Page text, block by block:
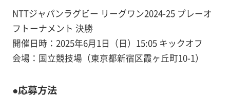
NTTジャパンラグビー リーグワン2024-25 プレーオ
フトーナメント 決勝
開催日時：2025年6月1日（日）15:05 キックオフ
会場：国立競技場（東京都新宿区霞ヶ丘町10-1）
●応募方法